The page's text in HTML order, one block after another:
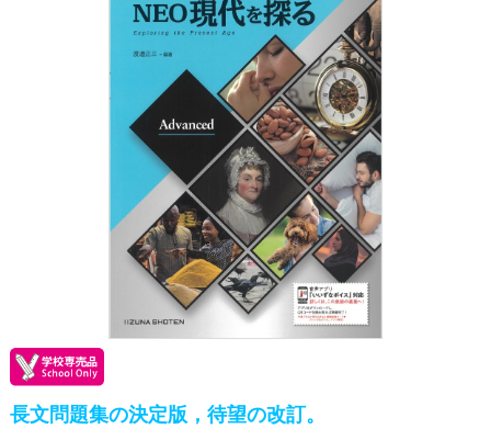
長文問題集の決定版，待望の改訂。